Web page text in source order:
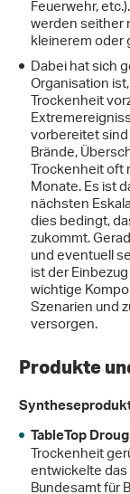
Feuerwehr,
werden seither
kleinerem
Dabei hat sich
Organisation
Trockenheit
vorbereitet
Brände,
Trockenheit oft
Monate. Es ist
nächsten
dies bedingt,
zukommt.
und eventuell
ist der
wichtige
Szenarien und
versorgen.
Produkte
TableTop
Trockenheit
entwickelte